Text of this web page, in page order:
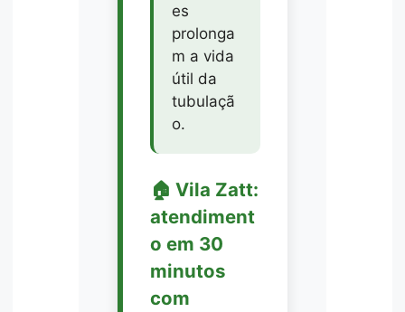
es
prolonga
m a vida
útil da
tubulaçã
o.
🏠 Vila Zatt:
atendiment
o em 30
minutos
com